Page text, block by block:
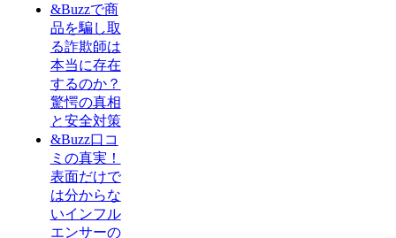
&Buzzで商
品を騙し取
る詐欺師は
本当に存在
するのか？
驚愕の真相
と安全対策
&Buzz口コ
ミの真実！
表面だけで
は分からな
いインフル
エンサーの